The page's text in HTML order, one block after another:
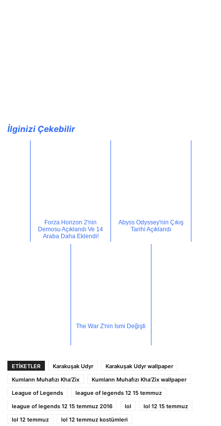
İlginizi Çekebilir
Forza Horizon 2'nin
Demosu Açıklandı Ve 14
Araba Daha Eklendi!
Abyss Odyssey'nin Çıkış
Tarihi Açıklandı
The War Z'nin İsmi Değişti
ETİKETLER Karakuşak Udyr
Karakuşak Udyr wallpaper
Kumların Muhafızı Kha’Zix
Kumların Muhafızı Kha’Zix wallpaper
League of Legends
league of legends 12 15 temmuz
league of legends 12 15 temmuz 2016
lol
lol 12 15 temmuz
lol 12 temmuz
lol 12 temmuz kostümleri